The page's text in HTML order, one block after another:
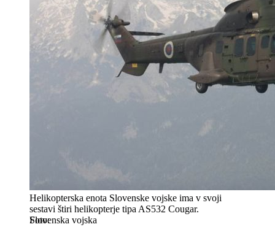
Helikopterska enota Slovenske vojske ima v svoji
sestavi štiri helikopterje tipa AS532 Cougar.
Slovenska vojska